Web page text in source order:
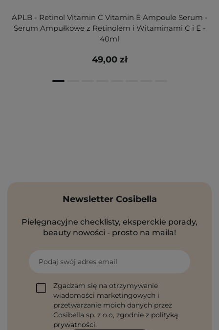
APLB - Retinol Vitamin C Vitamin E Ampoule Serum -
Serum Ampułkowe z Retinolem i Witaminami C i E -
40ml
49,00 zł
Newsletter Cosibella
Pielęgnacyjne checklisty, eksperckie porady,
beauty nowości - prosto na maila!
Podaj swój adres email
Zgadzam się na otrzymywanie
wiadomości marketingowych i
przetwarzanie moich danych przez
Cosibella sp. z o.o, zgodnie z polityką
prywatności.